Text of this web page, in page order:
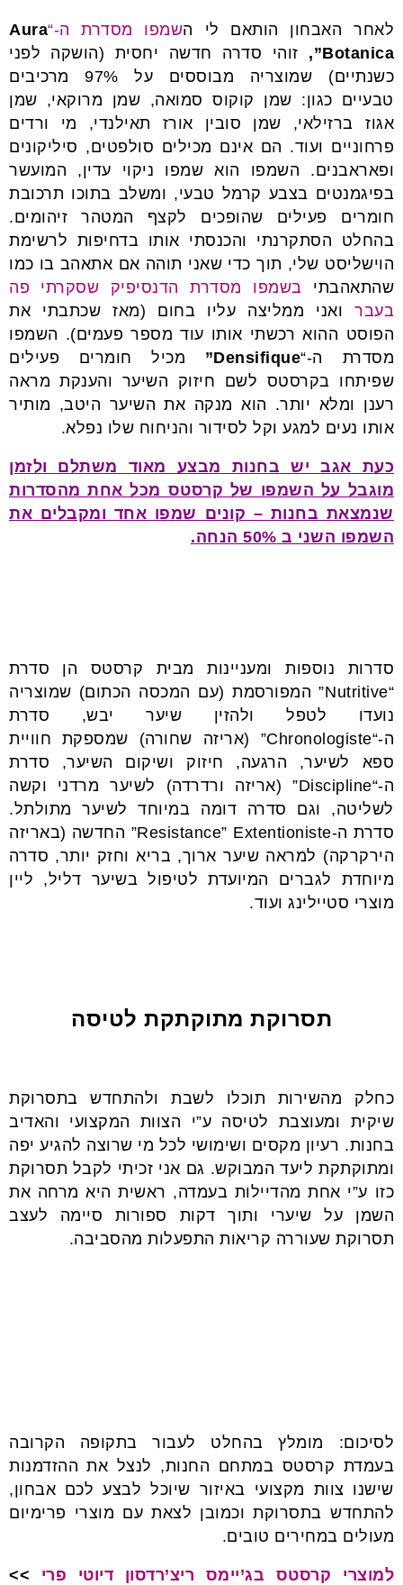
לאחר האבחון הותאם לי השמפו מסדרת ה-“Aura
Botanica”,
זוהי
סדרה חדשה יחסית (הושקה לפני
כשנתיים) שמוצריה מבוססים על 97% מרכיבים
טבעיים כגון: שמן קוקוס סמואה, שמן מרוקאי, שמן
אגוז ברזילאי, שמן סובין אורז תאילנדי, מי ורדים
פרחוניים ועוד. הם אינם מכילים סולפטים, סיליקונים
ופאראבנים. השמפו הוא שמפו ניקוי עדין, המועשר
בפיגמנטים בצבע קרמל טבעי, ומשלב בתוכו תרכובת
חומרים פעילים שהופכים לקצף המטהר זיהומים.
בהחלט הסתקרנתי והכנסתי אותו בדחיפות לרשימת
הוישליסט שלי, תוך כדי שאני תוהה אם אתאהב בו כמו
שהתאהבתי בשמפו מסדרת הדנסיפיק שסקרתי פה
בעבר ואני ממליצה עליו בחום (מאז שכתבתי את
הפוסט ההוא רכשתי אותו עוד מספר פעמים). השמפו
מסדרת ה-“Densifique”
מכיל חומרים פעילים
שפיתחו בקרסטס לשם חיזוק השיער והענקת מראה
רענן ומלא יותר. הוא מנקה את השיער היטב, מותיר
אותו נעים למגע וקל לסידור והניחוח שלו נפלא.
כעת אגב יש בחנות מבצע מאוד משתלם ולזמן
מוגבל על השמפו של קרסטס מכל אחת מהסדרות
שנמצאת בחנות – קונים שמפו אחד ומקבלים את
השמפו השני ב 50% הנחה.
סדרות נוספות ומעניינות מבית קרסטס הן סדרת
“Nutritive” המפורסמת (עם המכסה הכתום) שמוצריה
נועדו לטפל ולהזין שיער יבש, סדרת
ה-“Chronologiste” (אריזה שחורה) שמספקת חוויית
ספא לשיער, הרגעה, חיזוק ושיקום השיער, סדרת
ה-“Discipline” (אריזה ורדרדה) לשיער מרדני וקשה
לשליטה, וגם סדרה דומה במיוחד לשיער מתולתל.
סדרת ה-Resistance” Extentioniste” החדשה (באריזה
הירקרקה) למראה שיער ארוך, בריא וחזק יותר, סדרה
מיוחדת לגברים המיועדת לטיפול בשיער דליל, ליין
מוצרי סטיילינג ועוד.
תסרוקת מתוקתקת לטיסה
כחלק מהשירות תוכלו לשבת ולהתחדש בתסרוקת
שיקית ומעוצבת לטיסה ע”י הצוות המקצועי והאדיב
בחנות. רעיון מקסים ושימושי לכל מי שרוצה להגיע יפה
ומתוקתקת ליעד המבוקש. גם אני זכיתי לקבל תסרוקת
כזו ע”י אחת מהדיילות בעמדה, ראשית היא מרחה את
השמן על שיערי ותוך דקות ספורות סיימה לעצב
תסרוקת שעוררה קריאות התפעלות מהסביבה.
לסיכום: מומלץ בהחלט לעבור בתקופה הקרובה
בעמדת קרסטס במתחם החנות, לנצל את ההזדמנות
שישנו צוות מקצועי באיזור שיוכל לבצע לכם אבחון,
להתחדש בתסרוקת וכמובן לצאת עם מוצרי פרימיום
מעולים במחירים טובים.
למוצרי קרסטס בג’יימס ריצ’רדסון דיוטי פרי >>